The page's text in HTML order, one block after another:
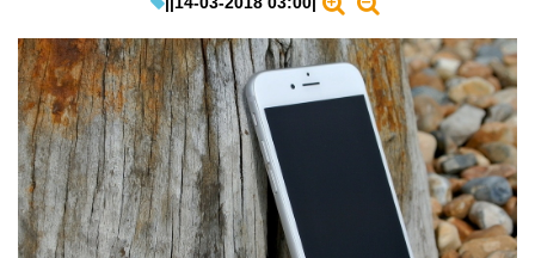
教學評測
EduTech
IT Times
生成式AI與雲端應用
Enterprise Digital Transformation